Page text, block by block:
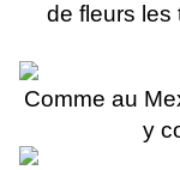
de fleurs les
Comme au
y